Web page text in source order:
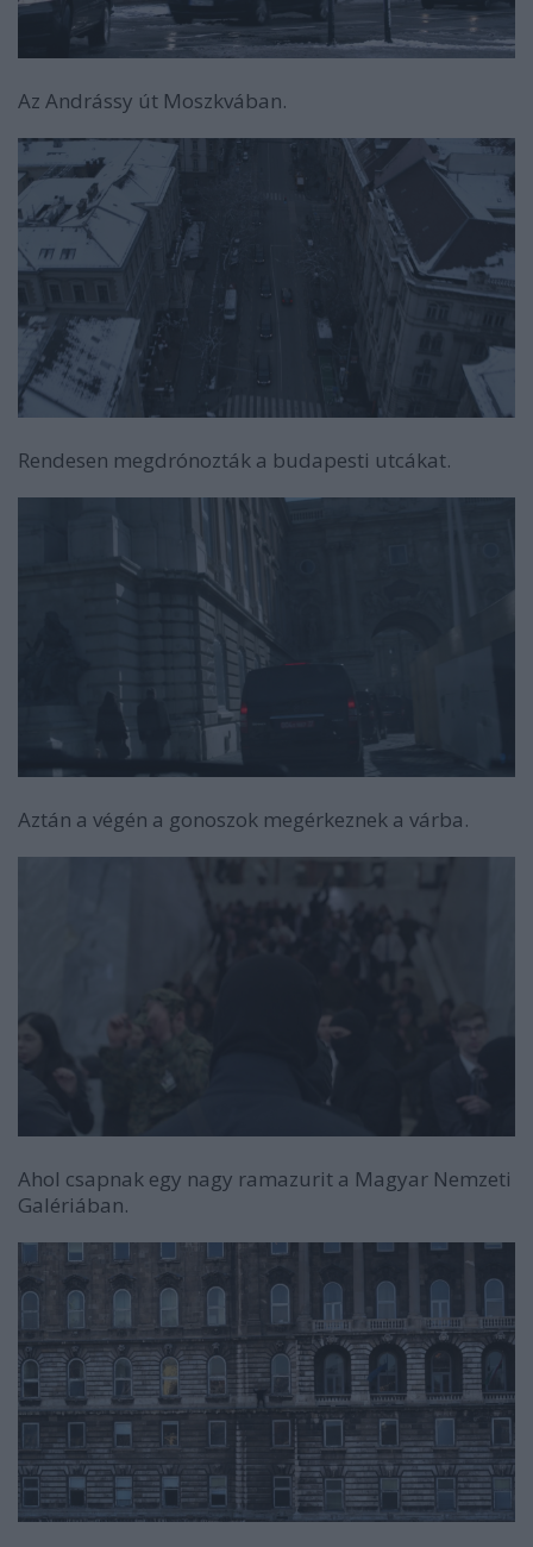
Az Andrássy út Moszkvában.
Rendesen megdrónozták a budapesti utcákat.
Aztán a végén a gonoszok megérkeznek a várba.
Ahol csapnak egy nagy ramazurit a Magyar Nemzeti
Galériában.